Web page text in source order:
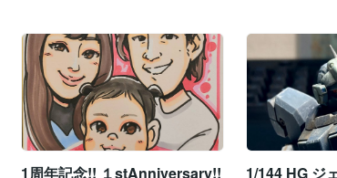
よ」って言いながら、でも実は、心のど
こかでわかっていた。――きっと、私の
ほうが手を離したくなかったんだって。
⸻写真に宿る、“言葉にならない時
間”その日、スマホで撮った一枚の写真。
笑って歩くあなたと、ひざをついて寄り
添う私が映っていた。なんてことのな
い、夏の1ページ。でもその瞬間には、た
しかに、「愛」が映っていた気がする。
「宝物」にな
ートで、思い出
トは、夏の日の
画風にアレンジ
らに――この1枚
描いた「モザイ
制作しました。
う。でも近くで
にあの日の記憶
1周年記念!! １stAnniversary!!
1/144 HG ジ